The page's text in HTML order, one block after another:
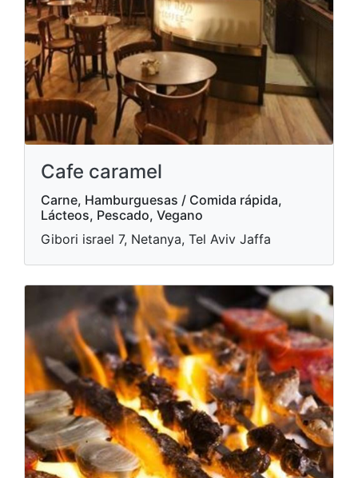
Cafe caramel
Carne, Hamburguesas / Comida rápida,
Lácteos, Pescado, Vegano
Gibori israel 7, Netanya, Tel Aviv Jaffa